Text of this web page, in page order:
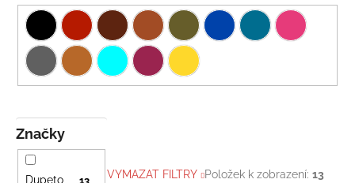
Značky
Dupeto 13 VYMAZAT FILTRY Položek k zobrazení:13
PRUHY
MODRÉ
435
Kč